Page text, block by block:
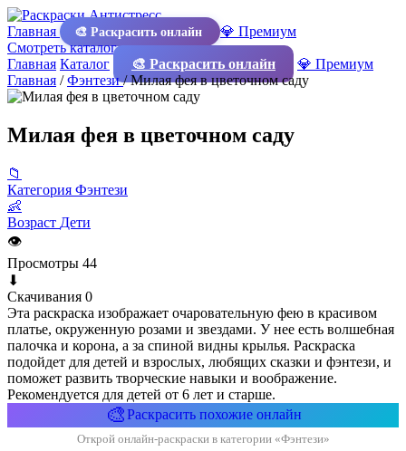
Главная 🎨 Раскрасить онлайн
💎 Премиум
Смотреть каталог
Главная Каталог 🎨 Раскрасить онлайн
💎 Премиум
Главная /Фэнтези/Милая фея в цветочном саду
Милая фея в цветочном саду
📁
Категория Фэнтези
👶
Возраст Дети
👁
Просмотры 44
⬇
Скачивания 0
Эта раскраска изображает очаровательную фею в красивом
платье, окруженную розами и звездами. У нее есть волшебная
палочка и корона, а за спиной видны крылья. Раскраска
подойдет для детей и взрослых, любящих сказки и фэнтези, и
поможет развить творческие навыки и воображение.
Рекомендуется для детей от 6 лет и старше.
🎨Раскрасить похожие онлайн
Открой онлайн-раскраски в категории «Фэнтези»